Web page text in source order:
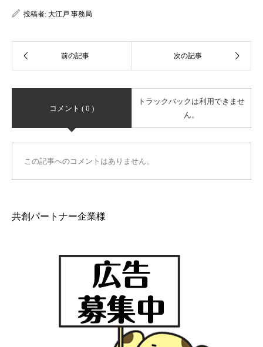
投稿者: 大江戸 事務局
コメント ( 0 )
トラックバックは利用できませ
ん。
この記事へのコメントはありません。
共創パートナー企業様